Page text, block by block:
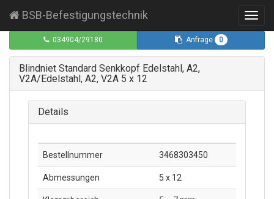
BSB-Befestigungstechnik
Blindniet Standard Senkkopf Edelstahl, A2,
V2A/Edelstahl, A2, V2A 5 x 12
Details
Bestellnummer 3468303450
Abmessungen 5 x 12
034904/29180 Anfrage 0